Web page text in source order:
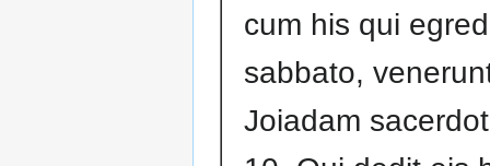
cum his qui
sabbato,
Joiadam